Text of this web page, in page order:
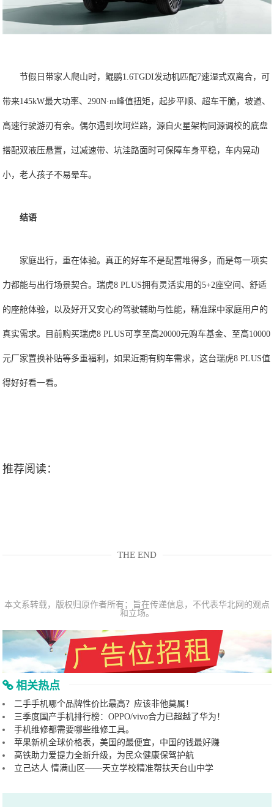
节假日带家人爬山时，鲲鹏1.6TGDI发动机匹配7速湿式双离合，可
带来145kW最大功率、290N·m峰值扭矩，起步平顺、超车干脆，坡道、
高速行驶游刃有余。偶尔遇到坎坷烂路，源自火星架构同源调校的底盘
搭配双液压悬置，过减速带、坑洼路面时可保障车身平稳，车内晃动
小，老人孩子不易晕车。
结语
家庭出行，重在体验。真正的好车不是配置堆得多，而是每一项实
力都能与出行场景契合。瑞虎8 PLUS拥有灵活实用的5+2座空间、舒适
的座舱体验，以及好开又安心的驾驶辅助与性能，精准踩中家庭用户的
真实需求。目前购买瑞虎8 PLUS可享至高20000元购车基金、至高10000
元厂家置换补贴等多重福利，如果近期有购车需求，这台瑞虎8 PLUS值
得好好看一看。
推荐阅读：
THE END
本文系转载，版权归原作者所有；旨在传递信息，不代表华北网的观点
和立场。
相关热点
二手手机哪个品牌性价比最高？应该非他莫属！
三季度国产手机排行榜：OPPO/vivo合力已超越了华为！
手机维修都需要哪些维修工具。
苹果新机全球价格表，美国的最便宜，中国的钱最好赚
高铁助力爱提力全新升级，为民众健康保驾护航
立己达人 情满山区——天立学校精准帮扶天台山中学